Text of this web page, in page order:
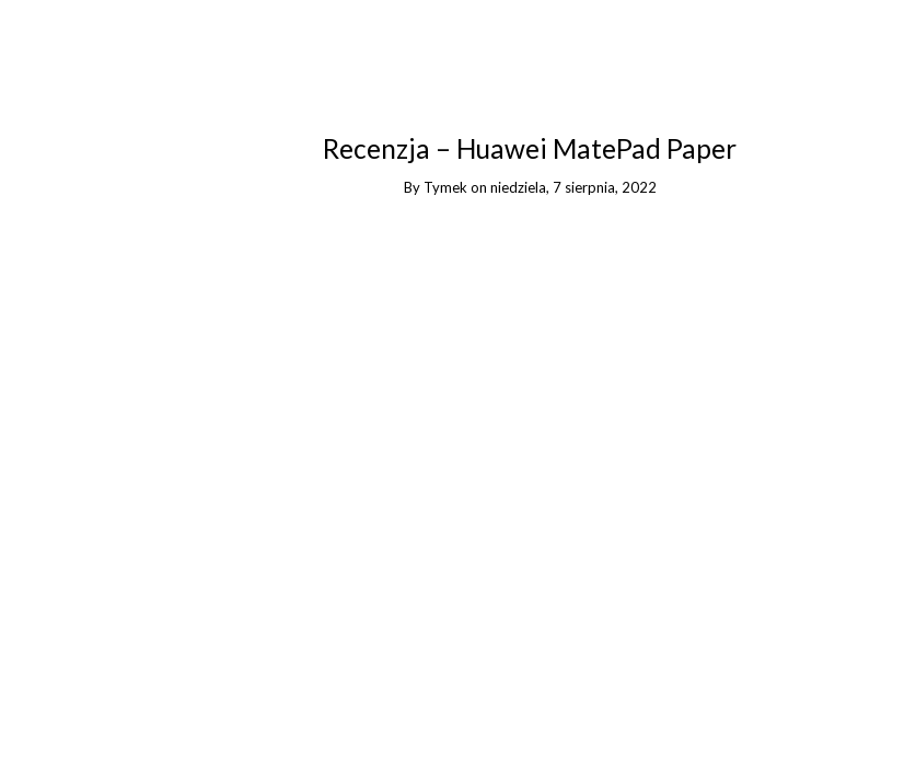
Recenzja – Huawei MatePad Paper
By Tymekon niedziela, 7 sierpnia, 2022